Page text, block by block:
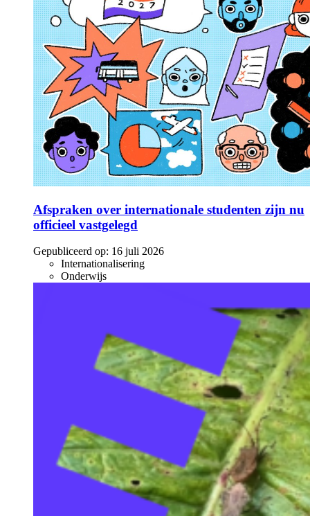
Afspraken over internationale studenten zijn nu
officieel vastgelegd
Gepubliceerd op: 16 juli 2026
Internationalisering
Onderwijs